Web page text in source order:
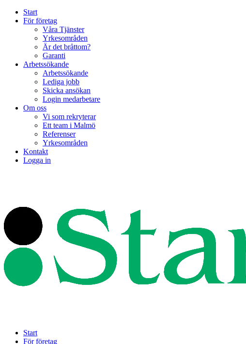
Start
För företag
Våra Tjänster
Yrkesområden
Är det bråttom?
Garanti
Arbetssökande
Arbetssökande
Lediga jobb
Skicka ansökan
Login medarbetare
Om oss
Vi som rekryterar
Ett team i Malmö
Referenser
Yrkesområden
Kontakt
Logga in
Start
För företag